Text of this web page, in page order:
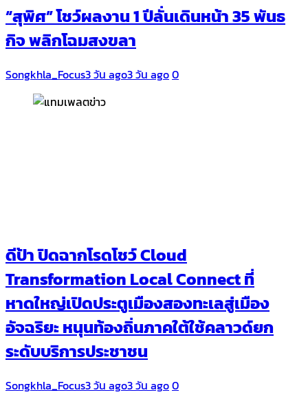
“สุพิศ” โชว์ผลงาน 1 ปีลั่นเดินหน้า 35 พันธ
กิจ พลิกโฉมสงขลา
Songkhla_Focus3 วัน ago3 วัน ago0
ดีป้า ปิดฉากโรดโชว์ Cloud
Transformation Local Connect ที่
หาดใหญ่เปิดประตูเมืองสองทะเลสู่เมือง
อัจฉริยะ หนุนท้องถิ่นภาคใต้ใช้คลาวด์ยก
ระดับบริการประชาชน
Songkhla_Focus3 วัน ago3 วัน ago0